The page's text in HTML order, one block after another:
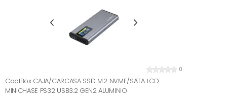
0
CoolBox CAJA/CARCASA SSD M.2 NVME/SATA LCD
MINICHASE PS32 USB3.2 GEN2 ALUMINIO